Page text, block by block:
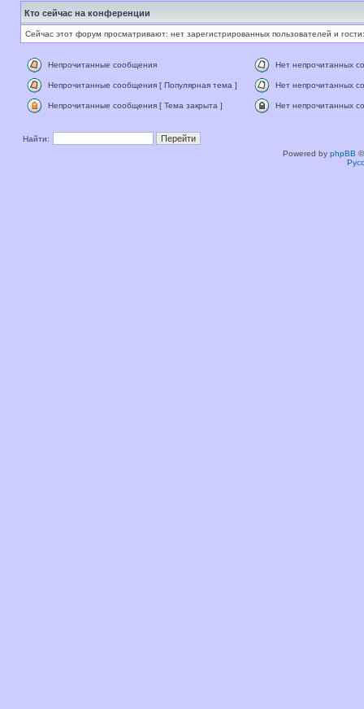
Кто сейчас на конференции
Сейчас этот форум просматривают: нет зарегистрированных пользователей и
Непрочитанные сообщения Нет непрочитанных
Непрочитанные сообщения [ Популярная тема ] Нет непрочитанных
Непрочитанные сообщения [ Тема закрыта ] Нет непрочитанных
Найти:
Powered by phpBB